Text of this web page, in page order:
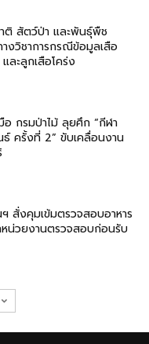
ติ สัตว์ป่า และพันธุ์พืช​
งวิชาการกรณีข้อมูลเสือ
ละลูกเสือโคร่ง
กรมป่าไม้ ลุยศึก “กีฬา
ธ์ ครั้งที่ 2” ขับเคลื่อนงาน
สั่งคุมเข้มตรวจสอบอาหาร
น่วยงานตรวจสอบก่อนรับ